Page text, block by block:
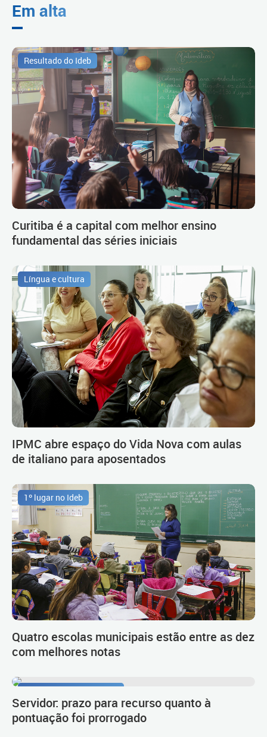
Em alta
Resultado do Ideb
Curitiba é a capital com melhor ensino
fundamental das séries iniciais
Língua e cultura
IPMC abre espaço do Vida Nova com aulas
de italiano para aposentados
1º lugar no Ideb
Quatro escolas municipais estão entre as dez
com melhores notas
Servidor: prazo para recurso quanto à
pontuação foi prorrogado